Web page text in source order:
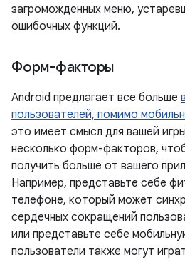
загроможденных меню,
ошибочных функций.
Форм-факторы
Android предлагает все больше
пользователей, помимо
это имеет смысл для вашей
несколько форм-факторов,
получить больше от вашего
Например, представьте себе
телефоне, который может
сердечных сокращений
или представьте себе
пользователи также могут